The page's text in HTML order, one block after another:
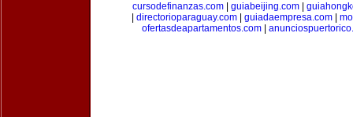
cursodefinanzas.com| guiabeijing.com|
directorioparaguay.com| guiadaempresa.com|
ofertasdeapartamentos.com